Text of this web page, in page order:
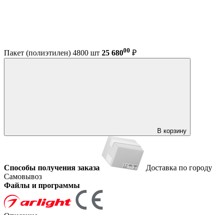
Пакет (полиэтилен) 4800 шт 25 68000 ₽
В корзину
Способы получения заказа
Доставка по городу
Самовывоз
Файлы и программы